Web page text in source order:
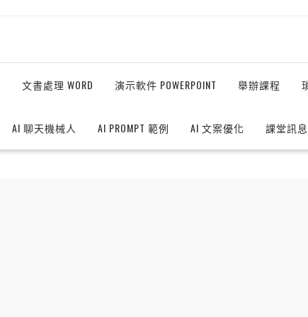
文書處理 WORD 演示軟件 POWERPOINT 舉辦課程
AI 聊天機械人 AI PROMPT 範例 AI 文案優化 課堂訊